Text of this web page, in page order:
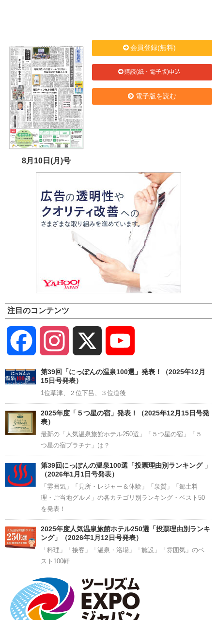
8月10日(月)号
会員登録(無料)
購読(紙・電子版)申込
電子版を読む
注目のコンテンツ
Facebook Instagram
Channel
第39回「にっぽんの温泉100選」発表！（2025年12月
15日号発表）
1位草津、２位下呂、３位道後
2025年度「５つ星の宿」発表！（2025年12月15日号発
表）
最新の「人気温泉旅館ホテル250選」「５つ星の宿」「５
つ星の宿プラチナ」は？
第39回にっぽんの温泉100選「投票理由別ランキング 」
（2026年1月1日号発表）
「雰囲気」「見所・レジャー＆体験」「泉質」「郷土料
理・ご当地グルメ」の各カテゴリ別ランキング・ベスト50
を発表！
2025年度人気温泉旅館ホテル250選「投票理由別ランキ
ング」（2026年1月12日号発表）
「料理」「接客」「温泉・浴場」「施設」「雰囲気」のベ
スト100軒